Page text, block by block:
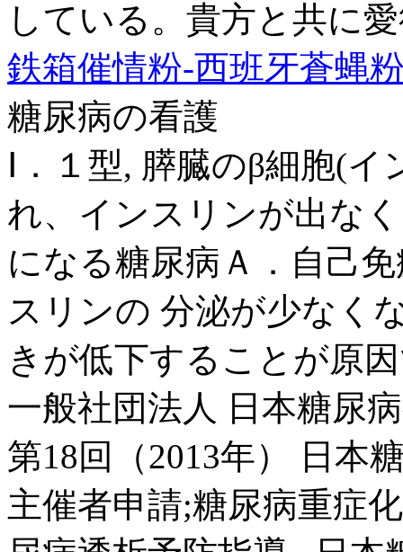
している。貴方と共に
鉄箱催情粉-西班牙蒼蝿
糖尿病の看護
Ⅰ．１型, 膵臓のβ細胞(
れ、インスリンが出な
になる糖尿病Ａ．自己
スリンの 分泌が少なく
きが低下することが原
一般社団法人 日本糖尿
第18回（2013年） 日本
主催者申請;糖尿病重症